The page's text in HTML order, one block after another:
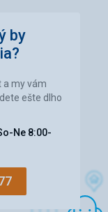
by
a my vám
ešte dlho
Ne 8:00-